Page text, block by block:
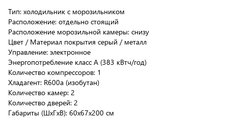
Тип: холодильник с морозильником
Расположение: отдельно стоящий
Расположение морозильной камеры: снизу
Цвет / Материал покрытия серый / металл
Управление: электронное
Энергопотребление класс A (383 кВтч/год)
Количество компрессоров: 1
Хладагент: R600a (изобутан)
Количество камер: 2
Количество дверей: 2
Габариты (ШxГxВ): 60x67x200 см